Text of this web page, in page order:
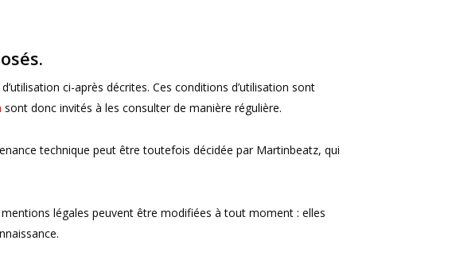
ci-après décrites. Ces conditions d’utilisation sont
sont donc invités à les consulter de manière régulière.
technique peut être toutefois décidée par Martinbeatz, qui
légales peuvent être modifiées à tout moment : elles